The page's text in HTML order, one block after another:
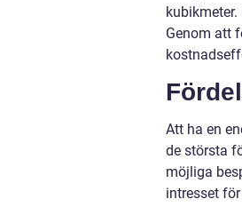
Genom att
Att ha en
de största
möjliga
intresset